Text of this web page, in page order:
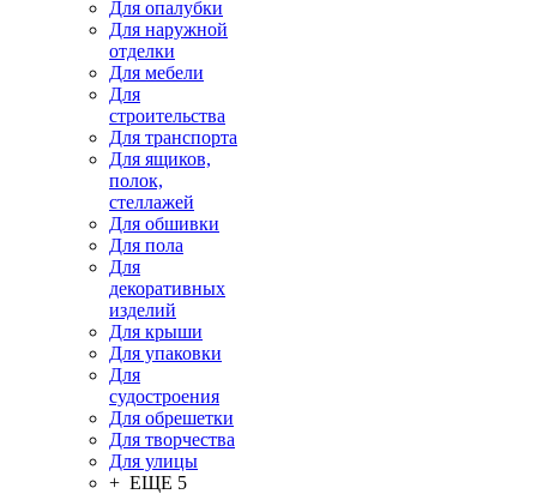
Для опалубки
Для наружной
отделки
Для мебели
Для
строительства
Для транспорта
Для ящиков,
полок,
стеллажей
Для обшивки
Для пола
Для
декоративных
изделий
Для крыши
Для упаковки
Для
судостроения
Для обрешетки
Для творчества
Для улицы
+ ЕЩЕ 5